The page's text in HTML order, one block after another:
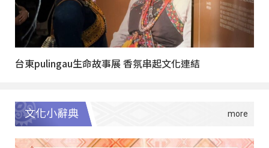
台東pulingau生命故事展 香氛串起文化連結
文化小辭典